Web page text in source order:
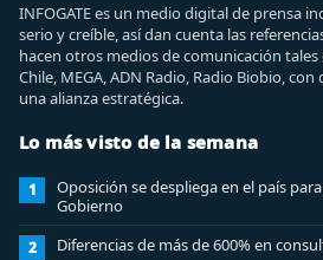
INFOGATE es un medio digital de prensa
serio y creíble, así dan cuenta las
hacen otros medios de comunicación tales
Chile, MEGA, ADN Radio, Radio Biobio,
una alianza estratégica.
Lo más visto de la semana
1
Oposición se despliega en el país
Gobierno
2 Diferencias de más de 600% en